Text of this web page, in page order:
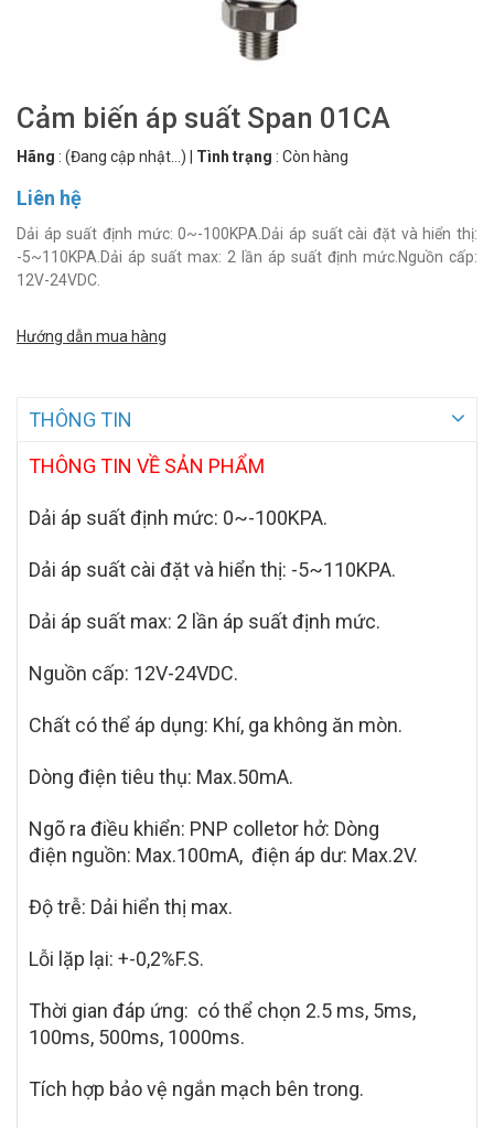
Cảm biến áp suất Span 01CA
Hãng : (Đang cập nhật...) Tình trạng : Còn hàng
Liên hệ
Dải áp suất định mức: 0~-100KPA.Dải áp suất cài đặt và hiển thị:
-5~110KPA.Dải áp suất max: 2 lần áp suất định mức.Nguồn cấp:
12V-24VDC.
Hướng dẫn mua hàng
THÔNG TIN
THÔNG TIN VỀ SẢN PHẨM
Dải áp suất định mức: 0~-100KPA.
Dải áp suất cài đặt và hiển thị: -5~110KPA.
Dải áp suất max: 2 lần áp suất định mức.
Nguồn cấp: 12V-24VDC.
Chất có thể áp dụng: Khí, ga không ăn mòn.
Dòng điện tiêu thụ: Max.50mA.
Ngõ ra điều khiển: PNP colletor hở: Dòng
điện nguồn: Max.100mA, điện áp dư: Max.2V.
Độ trễ: Dải hiển thị max.
Lỗi lặp lại: +-0,2%F.S.
Thời gian đáp ứng: có thể chọn 2.5 ms, 5ms,
100ms, 500ms, 1000ms.
Tích hợp bảo vệ ngắn mạch bên trong.